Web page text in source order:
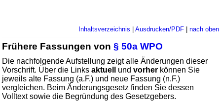
Inhaltsverzeichnis | Ausdrucken/PDF| nach oben
Frühere Fassungen von§ 50a WPO
Die nachfolgende Aufstellung zeigt alle Änderungen dieser
Vorschrift. Über die Linksaktuell undvorher können Sie
jeweils alte Fassung (a.F.) und neue Fassung (n.F.)
vergleichen. Beim Änderungsgesetz finden Sie dessen
Volltext sowie die Begründung des Gesetzgebers.